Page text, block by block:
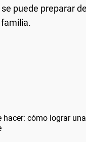
puede preparar
hacer: cómo lograr